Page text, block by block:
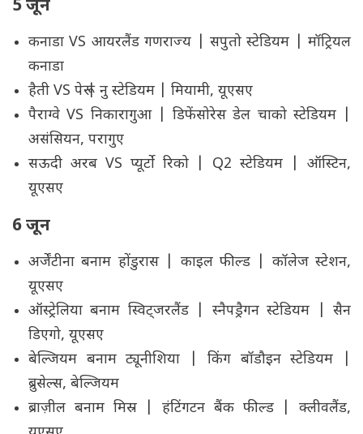
5 जून
कनाडा VS आयरलैंड गणराज्य | सपुतो स्टेडियम | मॉट्रियल
कनाडा
हैती VS पेरू | नु स्टेडियम | मियामी, यूएसए
पैराग्वे VS निकारागुआ | डिफेंसोरेस डेल चाको स्टेडियम |
असंसियन, परागुए
सऊदी अरब VS प्यूर्टो रिको | Q2 स्टेडियम | ऑस्टिन,
यूएसए
6 जून
अर्जेंटीना बनाम होंडुरास | काइल फील्ड | कॉलेज स्टेशन,
यूएसए
ऑस्ट्रेलिया बनाम स्विट्जरलैंड | स्नैपड्रैगन स्टेडियम | सैन
डिएगो, यूएसए
बेल्जियम बनाम ट्यूनीशिया | किंग बॉडौइन स्टेडियम |
ब्रुसेल्स, बेल्जियम
ब्राज़ील बनाम मिस्र | हंटिंगटन बैंक फील्ड | क्लीवलैंड,